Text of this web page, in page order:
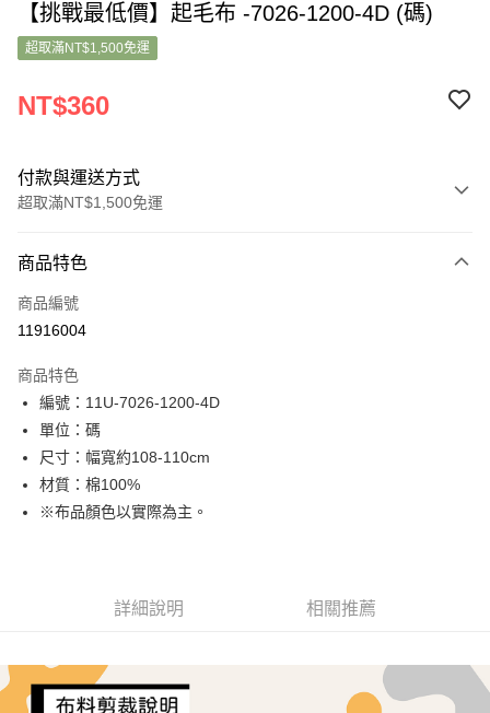
【挑戰最低價】起毛布 -7026-1200-4D (碼)
超取滿NT$1,500免運
NT$360
付款與運送方式
超取滿NT$1,500免運
信用卡一次付款
超商取貨付款
Apple Pay
街口支付
Google Pay
ATM付款
7-11取貨付款
每筆NT$65，滿NT$1,500(含以上)免運費
商品特色
商品編號
11916004
商品特色
編號：11U-7026-1200-4D
單位：碼
尺寸：幅寬約108-110cm
材質：棉100%
※布品顏色以實際為主。
詳細說明 相關推薦